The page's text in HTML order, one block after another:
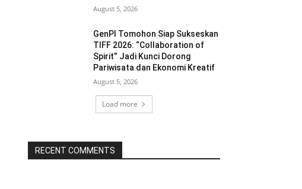
August 5, 2026
GenPI Tomohon Siap Sukseskan
TIFF 2026: “Collaboration of
Spirit” Jadi Kunci Dorong
Pariwisata dan Ekonomi Kreatif
August 5, 2026
Load more
RECENT COMMENTS